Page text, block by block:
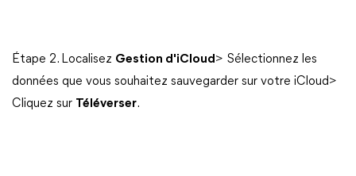
Étape 2. Localisez Gestion d'iCloud> Sélectionnez les
données que vous souhaitez sauvegarder sur votre iCloud>
Cliquez sur Téléverser.